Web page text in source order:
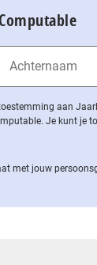
aan
Je kunt je
met jouw